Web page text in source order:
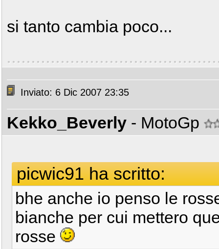
si tanto cambia poco...
Inviato: 6 Dic 2007 23:35
Kekko_Beverly - MotoGp
picwic91 ha scritto:
bhe anche io penso le
bianche per cui mettero
rosse